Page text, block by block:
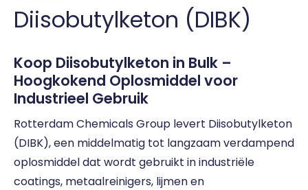
Diisobutylketon (DIBK)
Koop Diisobutylketon in Bulk –
Hoogkokend Oplosmiddel voor
Industrieel Gebruik
Rotterdam Chemicals Group levert Diisobutylketon
(DIBK), een middelmatig tot langzaam verdampend
oplosmiddel dat wordt gebruikt in industriële
coatings, metaalreinigers, lijmen en